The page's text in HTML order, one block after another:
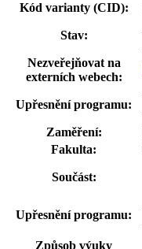
Kód varianty (CID):
Stav:
Nezveřejňovat na
externích webech:
Upřesnění programu:
Zaměření:
Fakulta:
Součást:
Upřesnění programu:
Způsob výuky